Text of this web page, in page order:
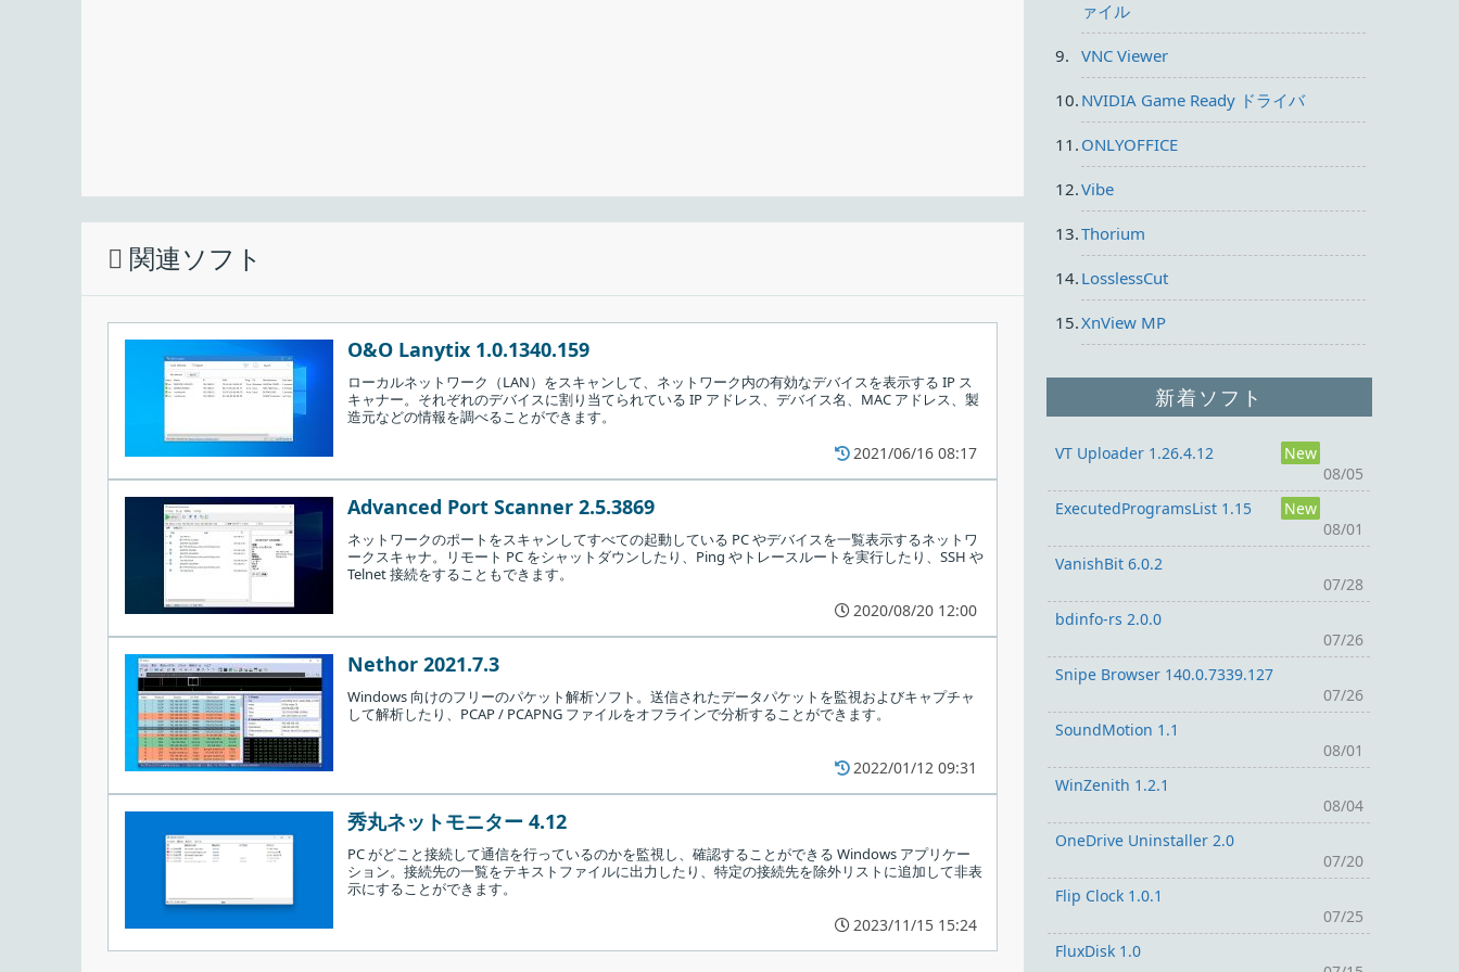
インストールが完了しました。［Finish］をクリックしてセットアップウィザードを閉じます。
関連ソフト
O&O Lanytix 1.0.1340.159
ローカルネットワーク（LAN）をスキャンして、ネットワーク内の有効なデバイスを表示する IP ス
キャナー。それぞれのデバイスに割り当てられている IP アドレス、デバイス名、MAC アドレス、製
造元などの情報を調べることができます。
2021/06/16 08:17
Advanced Port Scanner 2.5.3869
ネットワークのポートをスキャンしてすべての起動している PC やデバイスを一覧表示するネットワ
ークスキャナ。リモート PC をシャットダウンしたり、Ping やトレースルートを実行したり、SSH や
Telnet 接続をすることもできます。
2020/08/20 12:00
Nethor 2021.7.3
Windows 向けのフリーのパケット解析ソフト。送信されたデータパケットを監視およびキャプチャ
して解析したり、PCAP / PCAPNG ファイルをオフラインで分析することができます。
2022/01/12 09:31
秀丸ネットモニター 4.12
PC がどこと接続して通信を行っているのかを監視し、確認することができる Windows アプリケー
ション。接続先の一覧をテキストファイルに出力したり、特定の接続先を除外リストに追加して非表
示にすることができます。
2023/11/15 15:24
ァイル
VNC Viewer
NVIDIA Game Ready ドライバ
ONLYOFFICE
Vibe
Thorium
LosslessCut
XnView MP
新着ソフト
VT Uploader 1.26.4.12
New
08/05
ExecutedProgramsList 1.15
New
08/01
VanishBit 6.0.2
07/28
bdinfo-rs 2.0.0
07/26
Snipe Browser 140.0.7339.127
07/26
SoundMotion 1.1
08/01
WinZenith 1.2.1
08/04
OneDrive Uninstaller 2.0
07/20
Flip Clock 1.0.1
07/25
FluxDisk 1.0